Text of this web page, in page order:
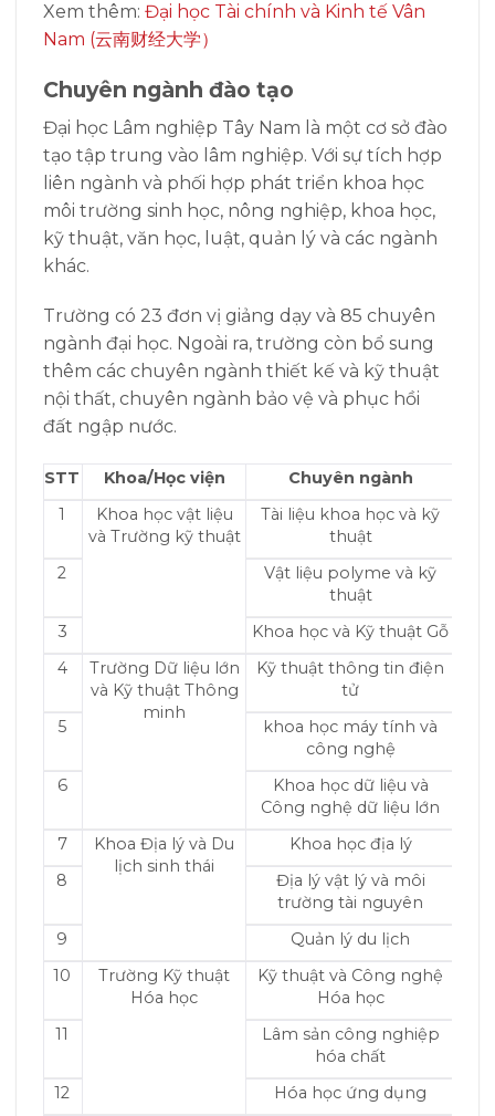
Xem thêm: Đại học Tài chính và Kinh tế Vân
Nam (云南财经大学）
Chuyên ngành đào tạo
Đại học Lâm nghiệp Tây Nam là một cơ sở đào
tạo tập trung vào lâm nghiệp. Với sự tích hợp
liên ngành và phối hợp phát triển khoa học
môi trường sinh học, nông nghiệp, khoa học,
kỹ thuật, văn học, luật, quản lý và các ngành
khác.
Trường có 23 đơn vị giảng dạy và 85 chuyên
ngành đại học. Ngoài ra, trường còn bổ sung
thêm các chuyên ngành thiết kế và kỹ thuật
nội thất, chuyên ngành bảo vệ và phục hồi
đất ngập nước.
STT Khoa/Học viện
Chuyên ngành
1
Khoa học vật liệu
và Trường kỹ thuật
Tài liệu khoa học và kỹ
thuật
2
Vật liệu polyme và kỹ
thuật
3
Khoa học và Kỹ thuật Gỗ
4
Trường Dữ liệu lớn
và Kỹ thuật Thông
minh
Kỹ thuật thông tin điện
tử
5
khoa học máy tính và
công nghệ
6
Khoa học dữ liệu và
Công nghệ dữ liệu lớn
7
Khoa Địa lý và Du
lịch sinh thái
Khoa học địa lý
8
Địa lý vật lý và môi
trường tài nguyên
9
Quản lý du lịch
10
Trường Kỹ thuật
Hóa học
Kỹ thuật và Công nghệ
Hóa học
11
Lâm sản công nghiệp
hóa chất
12
Hóa học ứng dụng